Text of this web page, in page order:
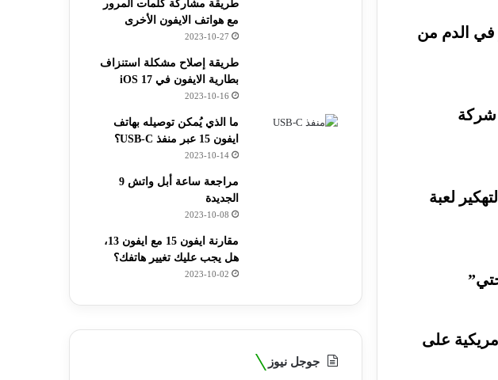
في الدم من
شركة
شرح أداة : XModGames لتهكير لعبة
على
طريقة مشاركة كلمات المرور
مع هواتف الايفون الأخرى
2023-10-27
طريقة إصلاح مشكلة استنزاف
بطارية الايفون في iOS 17
2023-10-16
ما الذي يُمكن توصيله بهاتف
ايفون 15 عبر منفذ USB-C؟
2023-10-14
مراجعة ساعة أبل واتش 9
الجديدة
2023-10-08
مقارنة ايفون 15 مع ايفون 13،
هل يجب عليك تغيير هاتفك؟
2023-10-02
جوجل نيوز